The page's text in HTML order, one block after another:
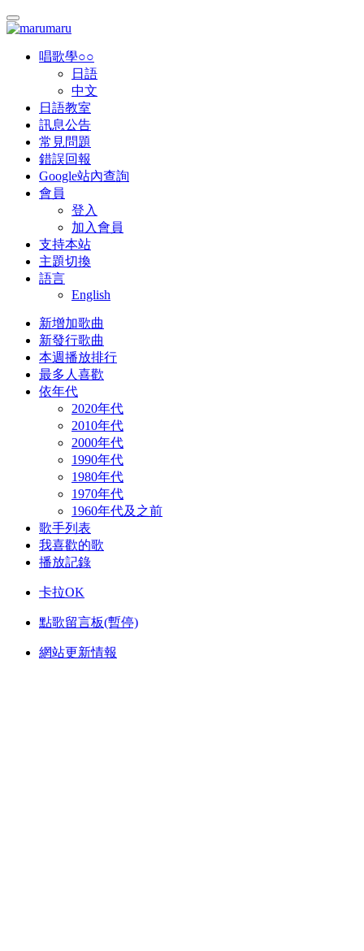
唱歌學○○
日語
中文
日語教室
訊息公告
常見問題
錯誤回報
Google站內查詢
會員
登入
加入會員
支持本站
主題切換
語言
English
新增加歌曲
新發行歌曲
本週播放排行
最多人喜歡
依年代
2020年代
2010年代
2000年代
1990年代
1980年代
1970年代
1960年代及之前
歌手列表
我喜歡的歌
播放記錄
卡拉OK
點歌留言板(暫停)
網站更新情報